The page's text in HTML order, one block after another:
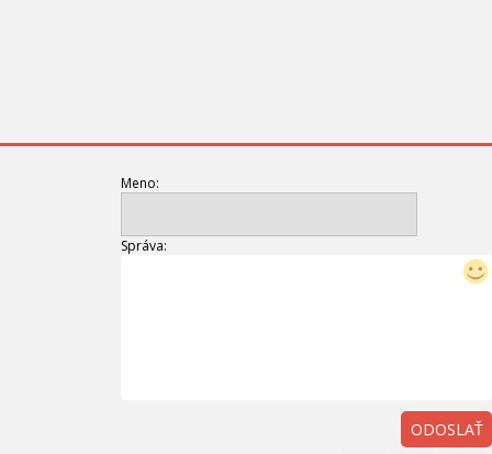
Meno:
Správa:
ODOSLAŤ